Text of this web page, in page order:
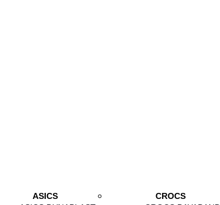
ASICS
CROCS